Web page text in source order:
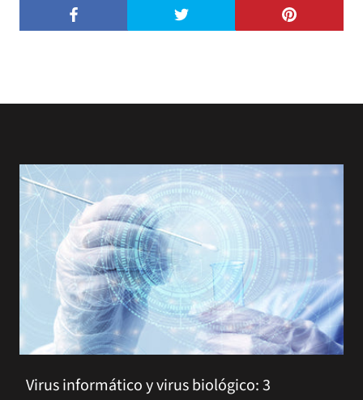
Virus informático y virus biológico: 3